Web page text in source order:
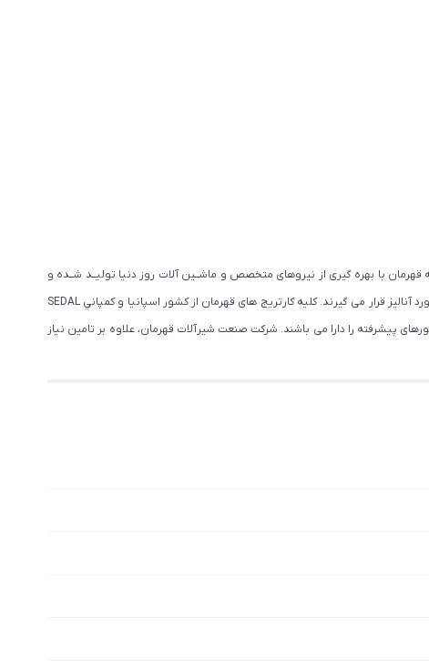
با بهره گیری از نیروهای متخصص و ماشــین آلات روز دنیا تولیــد شــده و
همچنیــن دارای استانداردهای بین المللی می باشد. به جهت ارتقای کیفیت محصولات، تمامی مواد اولیه با بهترین دستگاه های مورد تایید استاندارد (كوانتوم متر) مورد آنالیز قرار می گیرند. كليه كارتريج های قهرمان از كشور اسپانيا و كمپاني SEDAL
پیشرفته را دارا می باشند. شرکت صنعت شیرآلات قهرمان، علاوه بر تامین نیاز